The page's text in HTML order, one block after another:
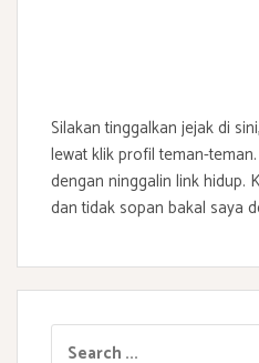
Silakan tinggalkan jejak di
lewat klik profil teman-
dengan ninggalin link hidup.
dan tidak sopan bakal saya